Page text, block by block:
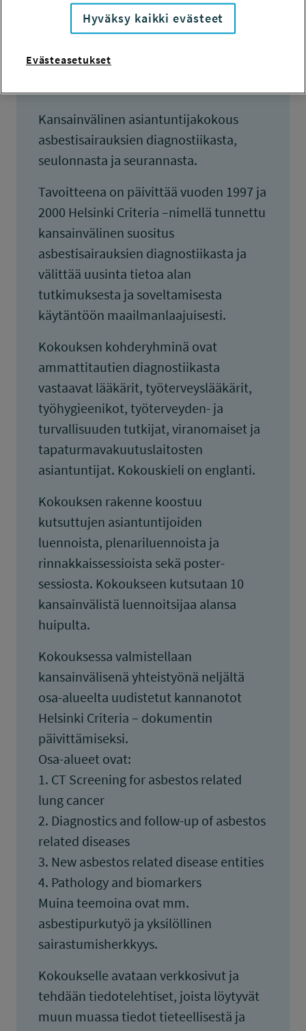
Kansainvälinen asiantuntijakokous
asbestisairauksien diagnostiikasta,
seulonnasta ja seurannasta.
Tavoitteena on päivittää vuoden 1997 ja
2000 Helsinki Criteria –nimellä tunnettu
kansainvälinen suositus
asbestisairauksien diagnostiikasta ja
välittää uusinta tietoa alan
tutkimuksesta ja soveltamisesta
käytäntöön maailmanlaajuisesti.
Kokouksen kohderyhminä ovat
ammattitautien diagnostiikasta
vastaavat lääkärit, työterveyslääkärit,
työhygieenikot, työterveyden- ja
turvallisuuden tutkijat, viranomaiset ja
tapaturmavakuutuslaitosten
asiantuntijat. Kokouskieli on englanti.
Kokouksen rakenne koostuu
kutsuttujen asiantuntijoiden
luennoista, plenariluennoista ja
rinnakkaissessioista sekä poster-
sessiosta. Kokoukseen kutsutaan 10
kansainvälistä luennoitsijaa alansa
huipulta.
Kokouksessa valmistellaan
kansainvälisenä yhteistyönä neljältä
osa-alueelta uudistetut kannanotot
Helsinki Criteria – dokumentin
päivittämiseksi.
Osa-alueet ovat:
1. CT Screening for asbestos related
lung cancer
2. Diagnostics and follow-up of asbestos
related diseases
3. New asbestos related disease entities
4. Pathology and biomarkers
Muina teemoina ovat mm.
asbestipurkutyö ja yksilöllinen
sairastumisherkkyys.
Kokoukselle avataan verkkosivut ja
tehdään tiedotelehtiset, joista löytyvät
muun muassa tiedot tieteellisestä ja
Hyväksy kaikki evästeet
Evästeasetukset